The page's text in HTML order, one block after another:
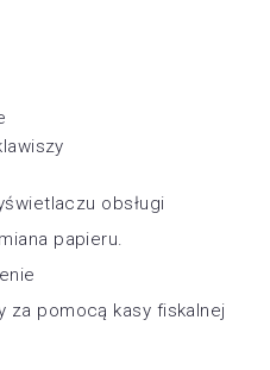
obsługi
papieru.
za pomocą kasy fiskalnej